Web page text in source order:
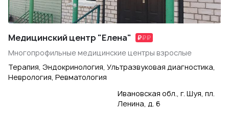
Медицинский центр "Елена"
Многопрофильные медицинские центры взрослые
Терапия, Эндокринология, Ультразвуковая диагностика,
Неврология, Ревматология
Ивановская обл., г. Шуя, пл.
Ленина, д. 6